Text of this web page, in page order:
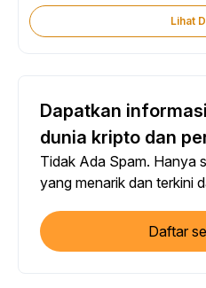
Lihat
Dapatkan
dunia kripto dan
Tidak Ada Spam. Hanya
yang menarik dan terkini
Daftar